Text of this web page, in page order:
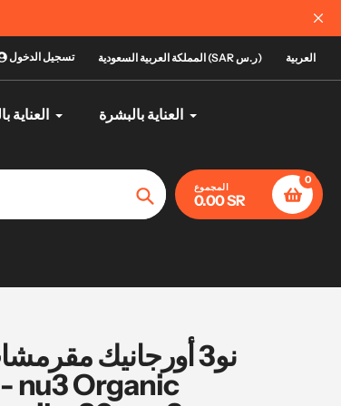
تسجيل الدخول المملكة العربية السعودية (SAR ر.س) العربية
العناية
العناية بالبشرة
تأكيد
المجموع
0.00 SR
0
نو3 أورجانيك